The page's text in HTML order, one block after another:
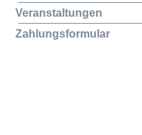
Veranstaltungen
Zahlungsformular